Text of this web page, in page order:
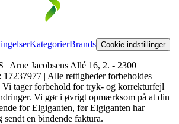
KategorierBrands Cookie indstillinger
Arne Jacobsens Allé 16, 2. - 2300
| Alle rettigheder forbeholdes |
Vi tager forbehold for tryk- og korrekturfejl
Vi gør i øvrigt opmærksom på at din
for Elgiganten, før Elgiganten har
sendt en bindende faktura.